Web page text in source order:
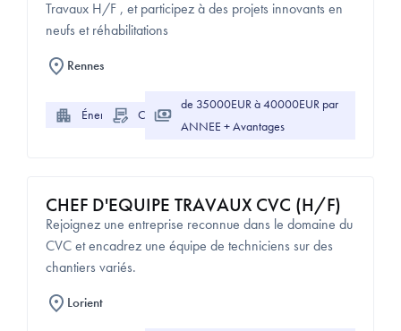
Travaux H/F , et participez à des projets innovants en
neufs et réhabilitations
Rennes
Énergie CDI
de 35000EUR à 40000EUR par
ANNEE + Avantages
CHEF D'EQUIPE TRAVAUX CVC (H/F)
Rejoignez une entreprise reconnue dans le domaine du
CVC et encadrez une équipe de techniciens sur des
chantiers variés.
Lorient